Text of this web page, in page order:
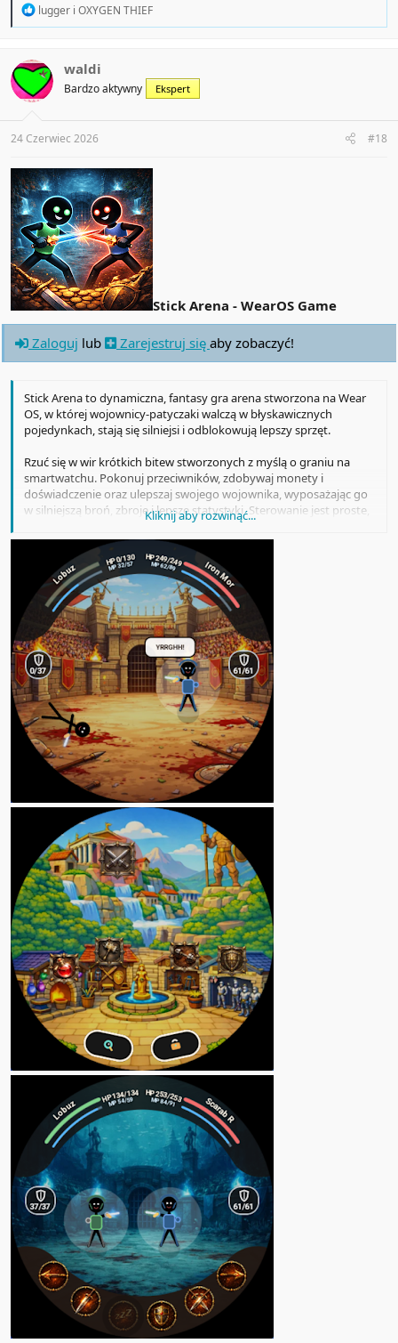
R
t
i
o
s
:
lugger i OXYGEN THIEF
waldi
Bardzo aktywny Ekspert
24 Czerwiec 2026 #18
Stick Arena - WearOS Game
Zaloguj lub Zarejestruj się aby zobaczyć!
Stick Arena to dynamiczna, fantasy gra arena stworzona na Wear
OS, w której wojownicy-patyczaki walczą w błyskawicznych
pojedynkach, stają się silniejsi i odblokowują lepszy sprzęt.
Rzuć się w wir krótkich bitew stworzonych z myślą o graniu na
smartwatchu. Pokonuj przeciwników, zdobywaj monety i
doświadczenie oraz ulepszaj swojego wojownika, wyposażając go
w silniejszą broń, zbroję i lepsze statystyki. Sterowanie jest proste,
akcja szybka, a każdy mecz pomaga w dalszym rozwoju.
Kliknij aby rozwinąć...